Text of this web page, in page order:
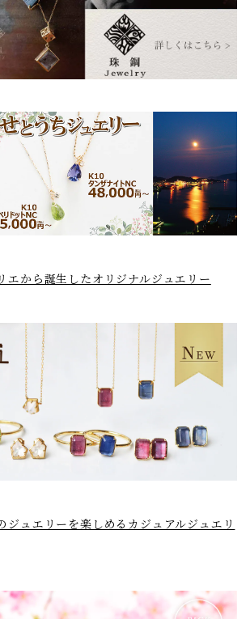
エから誕生したオリジナルジュエリー
ジュエリーを楽しめるカジュアルジュエリ